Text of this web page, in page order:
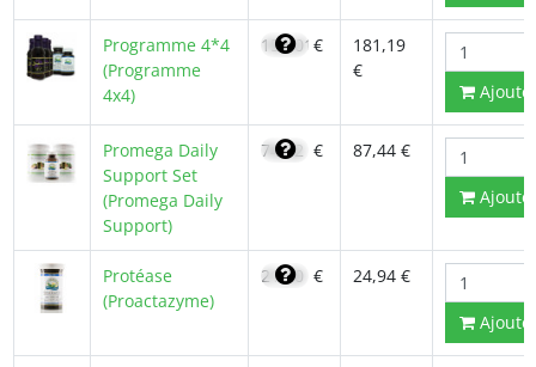
Programme 4*4
(Programme
4x4)
154,01 €
181,19
€
Promega Daily
Support Set
(Promega Daily
Support)
74,32 € 87,44 €
Protéase
(Proactazyme)
21,20 € 24,94 €